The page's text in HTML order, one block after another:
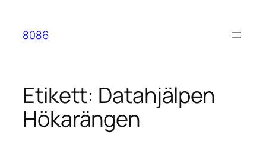
innehåll
8086
Etikett: Datahjälpen
Hökarängen